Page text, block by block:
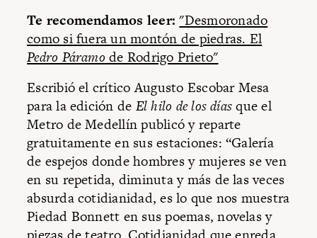
Te recomendamos leer: "Desmoronado
como si fuera un montón de piedras. El
Pedro Páramo de Rodrigo Prieto"
Escribió el crítico Augusto Escobar Mesa
para la edición de El hilo de los díasque el
Metro de Medellín publicó y reparte
gratuitamente en sus estaciones: “Galería
de espejos donde hombres y mujeres se ven
en su repetida, diminuta y más de las veces
absurda cotidianidad, es lo que nos muestra
Piedad Bonnett en sus poemas, novelas y